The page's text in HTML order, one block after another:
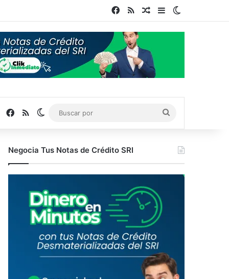
Facebook
RSS Publicación al azar
Barra lateral
Facebook
RSS Switch skin
por
Negocia Tus Notas de Crédito SRI